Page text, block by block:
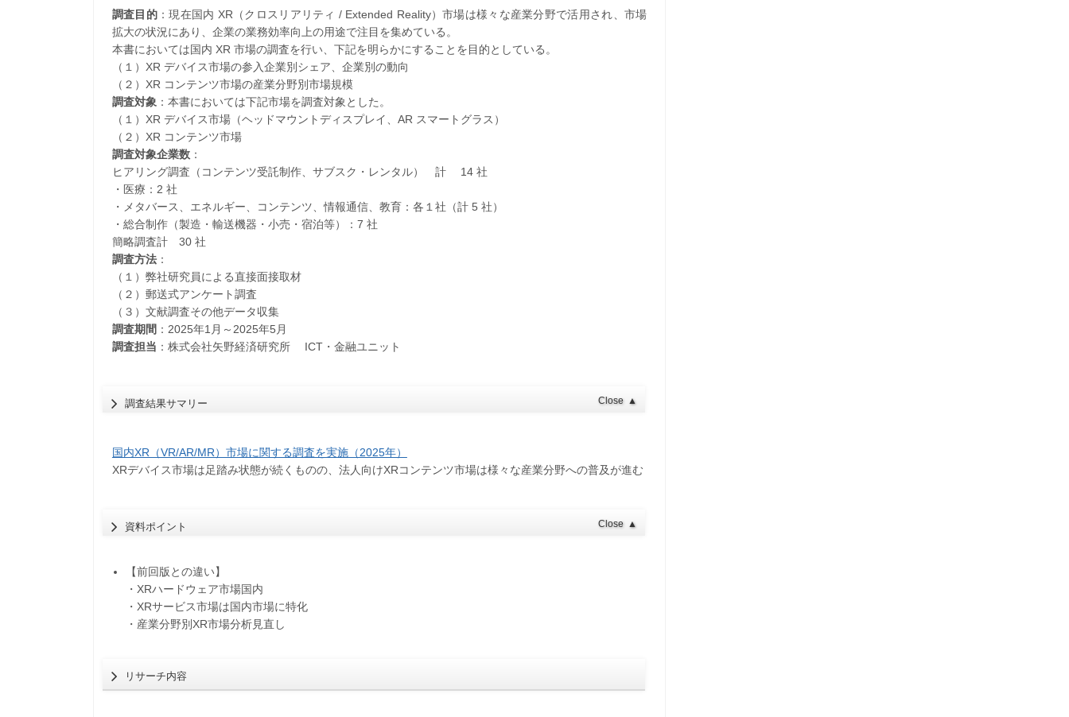
調査目的 ：現在国内 XR（クロスリアリティ / Extended Reality）市場は様々な産業分野で活用され、市場
拡大の状況にあり、企業の業務効率向上の用途で注目を集めている。
本書においては国内 XR 市場の調査を行い、下記を明らかにすることを目的としている。
（１）XR デバイス市場の参入企業別シェア、企業別の動向
（２）XR コンテンツ市場の産業分野別市場規模
調査対象 ：本書においては下記市場を調査対象とした。
（１）XR デバイス市場（ヘッドマウントディスプレイ、AR スマートグラス）
（２）XR コンテンツ市場
調査対象企業数：
ヒアリング調査（コンテンツ受託制作、サブスク・レンタル） 計 14 社
・医療：2 社
・メタバース、エネルギー、コンテンツ、情報通信、教育：各１社（計 5 社）
・総合制作（製造・輸送機器・小売・宿泊等）：7 社
簡略調査計 30 社
調査方法：
（１）弊社研究員による直接面接取材
（２）郵送式アンケート調査
（３）文献調査その他データ収集
調査期間 ：2025年1月～2025年5月
調査担当 ：株式会社矢野経済研究所 ICT・金融ユニット
調査結果サマリー Close ▲
国内XR（VR/AR/MR）市場に関する調査を実施（2025年）
XRデバイス市場は足踏み状態が続くものの、法人向けXRコンテンツ市場は様々な産業分野への普及が進む
資料ポイント Close ▲
【前回版との違い】
・XRハードウェア市場国内
・XRサービス市場は国内市場に特化
・産業分野別XR市場分析見直し
リサーチ内容